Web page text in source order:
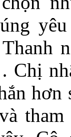
Chị
hơn